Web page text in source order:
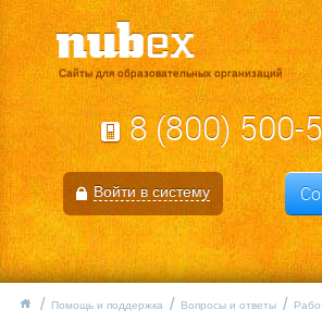
Сайты для образовательных организаций
8 (800) 500-
Войти в систему
Помощь и поддержка Вопросы и ответы